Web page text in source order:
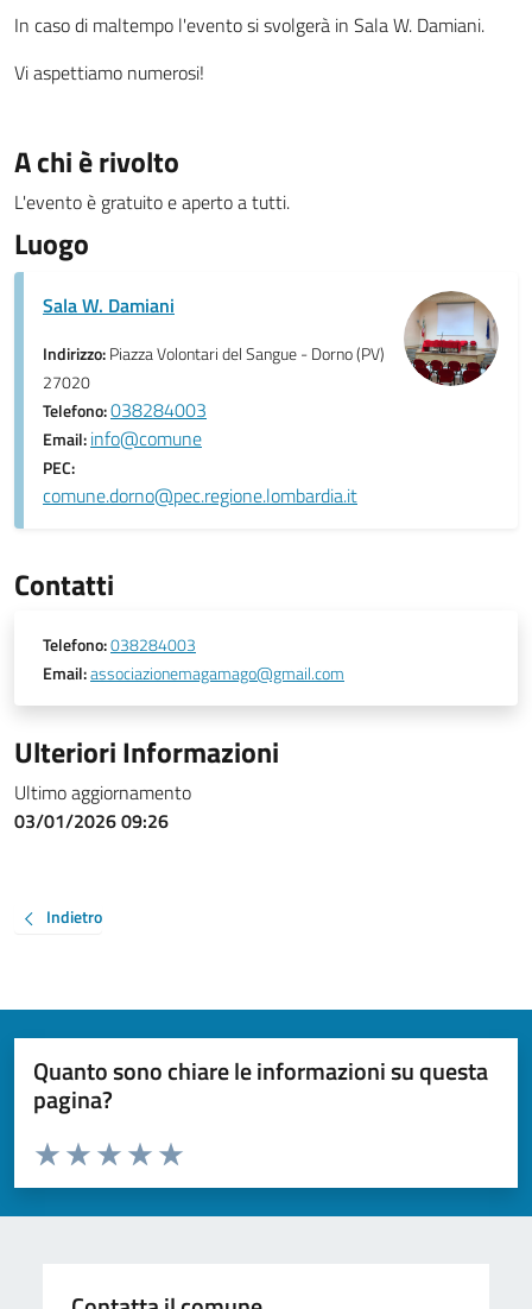
In caso di maltempo l'evento si svolgerà in Sala W. Damiani.
Vi aspettiamo numerosi!
A chi è rivolto
L'evento è gratuito e aperto a tutti.
Luogo
Sala W. Damiani
Indirizzo:Piazza Volontari del Sangue - Dorno (PV)
27020
Telefono:038284003
Email:info@comune
PEC:
comune.dorno@pec.regione.lombardia.it
Contatti
Telefono:038284003
Email:associazionemagamago@gmail.com
Ulteriori Informazioni
Ultimo aggiornamento
03/01/2026 09:26
Indietro
Quanto sono chiare le informazioni su questa
pagina?
Valuta da 1 a 5 stelle la pagina
Valuta 5 stelle su 5
Valuta 4 stelle su 5
Valuta 3 stelle su 5
Valuta 2 stelle su 5
Valuta 1 stelle su 5